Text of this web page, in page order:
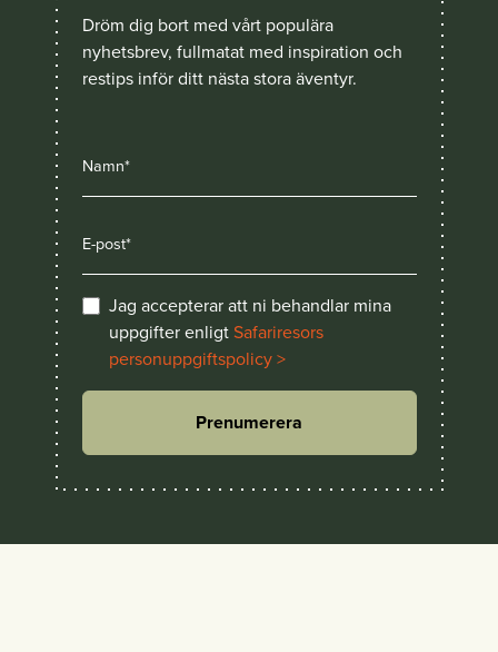
Dröm dig bort med vårt populära
nyhetsbrev, fullmatat med inspiration och
restips inför ditt nästa stora äventyr.
Jag accepterar att ni behandlar mina
uppgifter enligtSafariresors
personuppgiftspolicy >
Prenumerera